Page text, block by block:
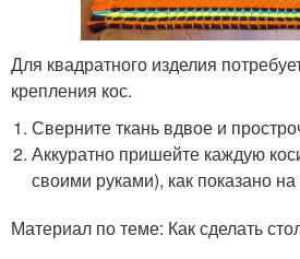
Для квадратного изделия
крепления кос.
Сверните ткань вдвое и
Аккуратно пришейте каждую
своими руками), как показано
Материал по теме: Как сделать